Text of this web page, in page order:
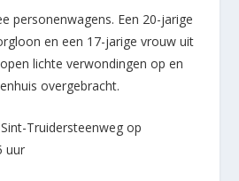
personenwagens. Een 20-jarige
en een 17-jarige vrouw uit
lichte verwondingen op en
overgebracht.
Truidersteenweg op
uur